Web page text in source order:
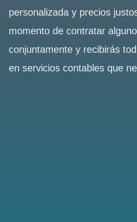
personalizada y precios
momento de contratar
conjuntamente y recibirás
en servicios contables que